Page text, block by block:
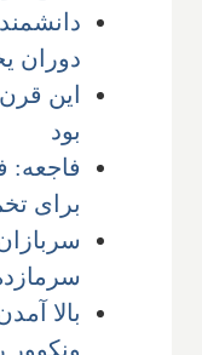
دوران
این
بود
فاجعه:
برای
بالا
ونکوور